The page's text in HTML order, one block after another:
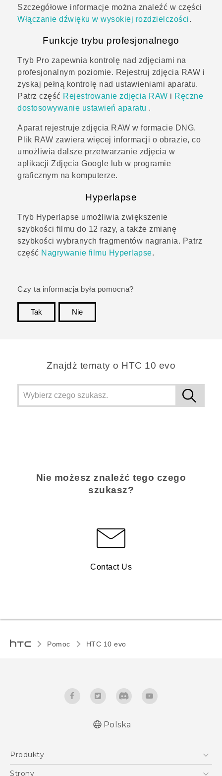
Szczegółowe informacje można znaleźć w części
Włączanie dźwięku w wysokiej rozdzielczości.
Funkcje trybu profesjonalnego
Tryb Pro zapewnia kontrolę nad zdjęciami na
profesjonalnym poziomie. Rejestruj zdjęcia RAW i
zyskaj pełną kontrolę nad ustawieniami aparatu.
Patrz część Rejestrowanie zdjęcia RAW i Ręczne
dostosowywanie ustawień aparatu .
Aparat rejestruje zdjęcia RAW w formacie DNG.
Plik RAW zawiera więcej informacji o obrazie, co
umożliwia dalsze przetwarzanie zdjęcia w
aplikacji Zdjęcia Google lub w programie
graficznym na komputerze.
Hyperlapse
Tryb Hyperlapse umożliwia zwiększenie
szybkości filmu do 12 razy, a także zmianę
szybkości wybranych fragmentów nagrania. Patrz
część Nagrywanie filmu Hyperlapse.
Czy ta informacja była pomocna?
Tak
Nie
Znajdż tematy o HTC 10 evo
Nie możesz znaleźć tego czego
szukasz?
Contact Us
Pomoc HTC 10 evo‎
Polska
Produkty
Smartfony
Strony